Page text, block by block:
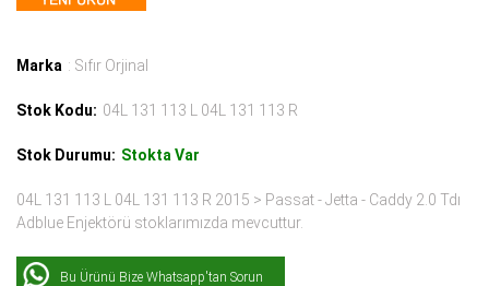
Marka : Sıfır Orjinal
Stok Kodu: 04L 131 113 L 04L 131 113 R
Stok Durumu: Stokta Var
04L 131 113 L 04L 131 113 R 2015 > Passat - Jetta - Caddy 2.0 Tdı
Adblue Enjektörü stoklarımızda mevcuttur.
Bu Ürünü Bize Whatsapp'tan Sorun